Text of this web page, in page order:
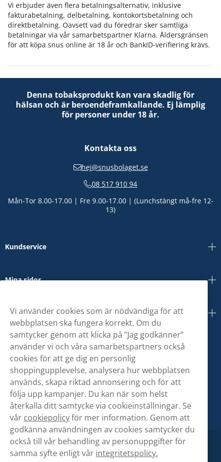
Vi erbjuder även flera betalningsalternativ, inklusive
fakturabetalning, delbetalning, kontokortsbetalning och
direktbetalning. Oavsett vad du föredrar sker samtliga
betalningar via vår samarbetspartner Klarna. Åldersgränsen
för att köpa snus online är 18 år och BankID-verifiering krävs.
Denna tobaksprodukt kan vara skadlig för
hälsan och är beroendeframkallande. Ej lämplig
för personer under 18 år.
Kontakta oss
hej@snusbolaget.se
08 517 910 94
Mån-Tor 8.00-17.00 | Fre 9.00-17.00 | (Lunchstängt må-fre 12-
13)
Kundservice
Mina sidor
Om oss
Vi använder cookies som är nödvändiga för att
webbplatsen ska fungera korrekt. Om du
samtycker genom att klicka på ”Jag godkänner”
använder vi och våra samarbetspartners också
cookies för att ge dig en personlig
shoppingupplevelse, analysera hur webbplatsen
används, skapa riktad annonsering och för att
följa upp kampanjer. Du kan när som helst
återkalla ditt samtycke via cookieinställningar. Se
vår cookiepolicyför mer information. Genom att
godkänna användningen av cookies samtycker du
också till vår behandling av personuppgifter för
samma syfte enligt vår integritetspolicy.